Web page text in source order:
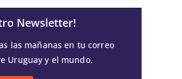
Newsletter!
las mañanas en tu correo
Uruguay y el mundo.